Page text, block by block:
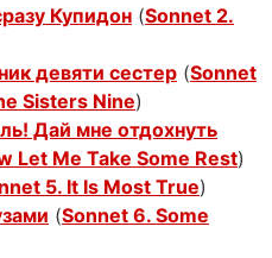
Купидон (Sonnet 2.
девяти сестер (Sonnet
Sisters Nine)
Дай мне отдохнуть
Let Me Take Some Rest)
5. It Is Most True)
(Sonnet 6. Some